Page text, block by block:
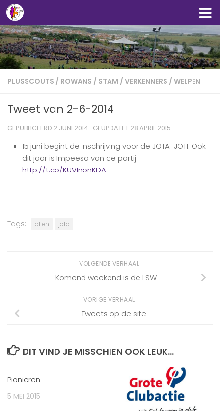
Doorgaan naar inhoud
PLUSSCOUTS / ROWANS / STAM / VERKENNERS / WELPEN
Tweet van 2-6-2014
GEPUBLICEERD 2 JUNI 2014 · GEÜPDATET 28 APRIL 2015
15 juni begint de inschrijving voor de JOTA-JOTI. Ook
dit jaar is Impeesa van de partij
http://t.co/KUVInonKDA
Tags: allen jota
VOLGENDE VERHAAL
Komend weekend is de LSW
VORIGE VERHAAL
Tweets op de site
DIT VIND JE MISSCHIEN OOK LEUK...
Pionieren
5 MEI 2015